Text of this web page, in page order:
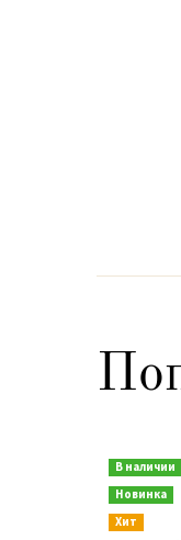
В наличии
Новинка
Хит